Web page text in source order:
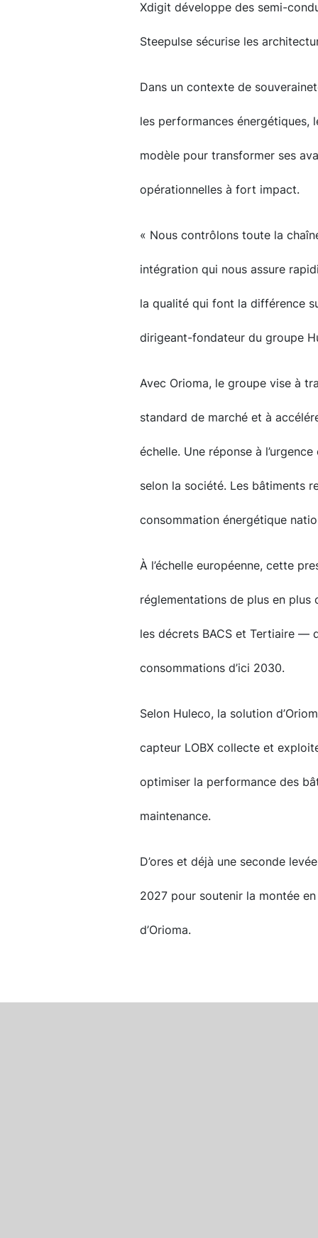
Xdigit développe des semi-
Steepulse sécurise les
Dans un contexte de
les performances énergétiques,
modèle pour transformer ses
opérationnelles à fort impact.
« Nous contrôlons toute la
intégration qui nous assure
la qualité qui font la différence
dirigeant-fondateur du groupe
Avec Orioma, le groupe vise à
standard de marché et à
échelle. Une réponse à
selon la société. Les bâtiments
consommation énergétique
À l’échelle européenne, cette
réglementations de plus en
les décrets BACS et Tertiaire —
consommations d’ici 2030.
Selon Huleco, la solution
capteur LOBX collecte et
optimiser la performance des
maintenance.
D’ores et déjà une seconde
2027 pour soutenir la montée
d’Orioma.